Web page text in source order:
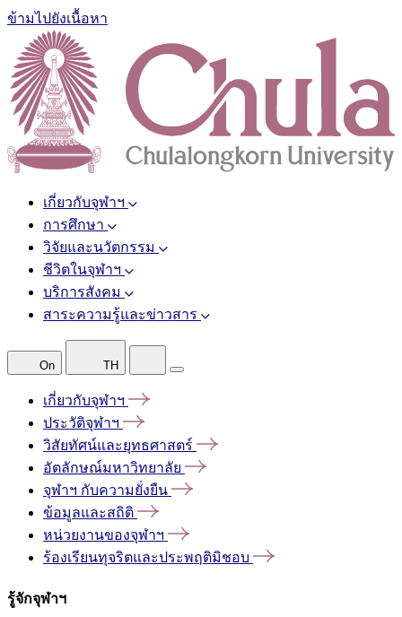
ข้ามไปยังเนื้อหา
เกี่ยวกับจุฬาฯ
การศึกษา
วิจัยและนวัตกรรม
ชีวิตในจุฬาฯ
บริการสังคม
สาระความรู้และข่าวสาร
On TH
เกี่ยวกับจุฬาฯ
ประวัติจุฬาฯ
วิสัยทัศน์และยุทธศาสตร์
อัตลักษณ์มหาวิทยาลัย
จุฬาฯ กับความยั่งยืน
ข้อมูลและสถิติ
หน่วยงานของจุฬาฯ
ร้องเรียนทุจริตและประพฤติมิชอบ
รู้จักจุฬาฯ